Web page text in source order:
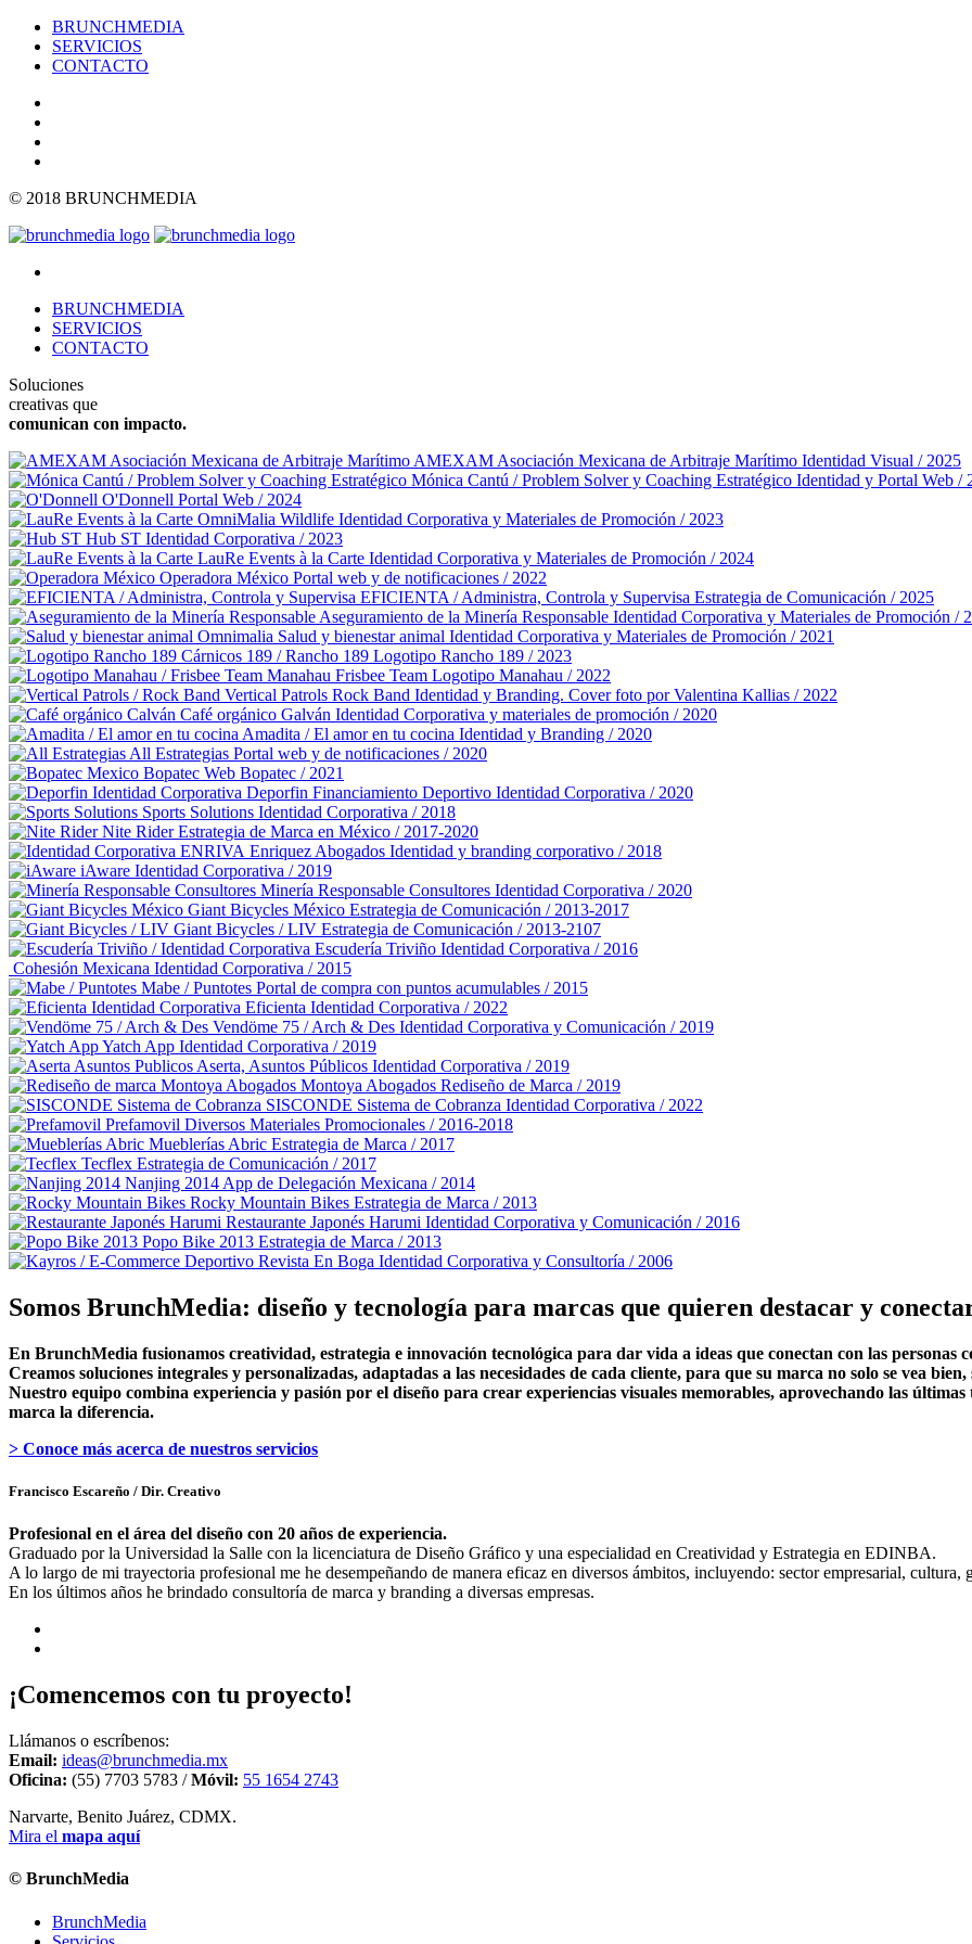
BRUNCHMEDIA
SERVICIOS
CONTACTO
© 2018 BRUNCHMEDIA
BRUNCHMEDIA
SERVICIOS
CONTACTO
Soluciones
creativas que
comunican con impacto.
AMEXAM Asociación Mexicana de Arbitraje Marítimo Identidad Visual / 2025
Mónica Cantú / Problem Solver y Coaching Estratégico Identidad y Portal Web /
O'Donnell Portal Web / 2024
OmniMalia Wildlife Identidad Corporativa y Materiales de Promoción / 2023
Hub ST Identidad Corporativa / 2023
LauRe Events à la Carte Identidad Corporativa y Materiales de Promoción / 2024
Operadora México Portal web y de notificaciones / 2022
EFICIENTA / Administra, Controla y Supervisa Estrategia de Comunicación / 2025
Aseguramiento de la Minería Responsable Identidad Corporativa y Materiales de Promoción /
Omnimalia Salud y bienestar animal Identidad Corporativa y Materiales de Promoción / 2021
Cárnicos 189 / Rancho 189 Logotipo Rancho 189 / 2023
Manahau Frisbee Team Logotipo Manahau / 2022
Vertical Patrols Rock Band Identidad y Branding. Cover foto por Valentina Kallias / 2022
Café orgánico Galván Identidad Corporativa y materiales de promoción / 2020
Amadita / El amor en tu cocina Identidad y Branding / 2020
All Estrategias Portal web y de notificaciones / 2020
Bopatec Web Bopatec / 2021
Deporfin Financiamiento Deportivo Identidad Corporativa / 2020
Sports Solutions Identidad Corporativa / 2018
Nite Rider Estrategia de Marca en México / 2017-2020
Enriquez Abogados Identidad y branding corporativo / 2018
iAware Identidad Corporativa / 2019
Minería Responsable Consultores Identidad Corporativa / 2020
Giant Bicycles México Estrategia de Comunicación / 2013-2017
Giant Bicycles / LIV Estrategia de Comunicación / 2013-2107
Escudería Triviño Identidad Corporativa / 2016
Cohesión Mexicana Identidad Corporativa / 2015
Mabe / Puntotes Portal de compra con puntos acumulables / 2015
Eficienta Identidad Corporativa / 2022
Vendöme 75 / Arch & Des Identidad Corporativa y Comunicación / 2019
Yatch App Identidad Corporativa / 2019
Aserta, Asuntos Públicos Identidad Corporativa / 2019
Montoya Abogados Rediseño de Marca / 2019
SISCONDE Sistema de Cobranza Identidad Corporativa / 2022
Prefamovil Diversos Materiales Promocionales / 2016-2018
Mueblerías Abric Estrategia de Marca / 2017
Tecflex Estrategia de Comunicación / 2017
Nanjing 2014 App de Delegación Mexicana / 2014
Rocky Mountain Bikes Estrategia de Marca / 2013
Restaurante Japonés Harumi Identidad Corporativa y Comunicación / 2016
Popo Bike 2013 Estrategia de Marca / 2013
Revista En Boga Identidad Corporativa y Consultoría / 2006
Somos BrunchMedia: diseño y tecnología para marcas que quieren destacar y
En BrunchMedia fusionamos creatividad, estrategia e innovación tecnológica para dar vida a ideas que conectan con las personas
Creamos soluciones integrales y personalizadas, adaptadas a las necesidades de cada cliente, para que su marca no solo se vea
Nuestro equipo combina experiencia y pasión por el diseño para crear experiencias visuales memorables, aprovechando las
marca la diferencia.
> Conoce más acerca de nuestros servicios
Francisco Escareño / Dir. Creativo
Profesional en el área del diseño con 20 años de experiencia.
Graduado por la Universidad la Salle con la licenciatura de Diseño Gráfico y una especialidad en Creatividad y Estrategia en EDINBA.
A lo largo de mi trayectoria profesional me he desempeñando de manera eficaz en diversos ámbitos, incluyendo: sector empresarial, cultura,
En los últimos años he brindado consultoría de marca y branding a diversas empresas.
¡Comencemos con tu proyecto!
Llámanos o escríbenos:
Email: ideas@brunchmedia.mx
Oficina: (55) 7703 5783 /Móvil: 55 1654 2743
Narvarte, Benito Juárez, CDMX.
Mira el mapa aquí
© BrunchMedia
BrunchMedia